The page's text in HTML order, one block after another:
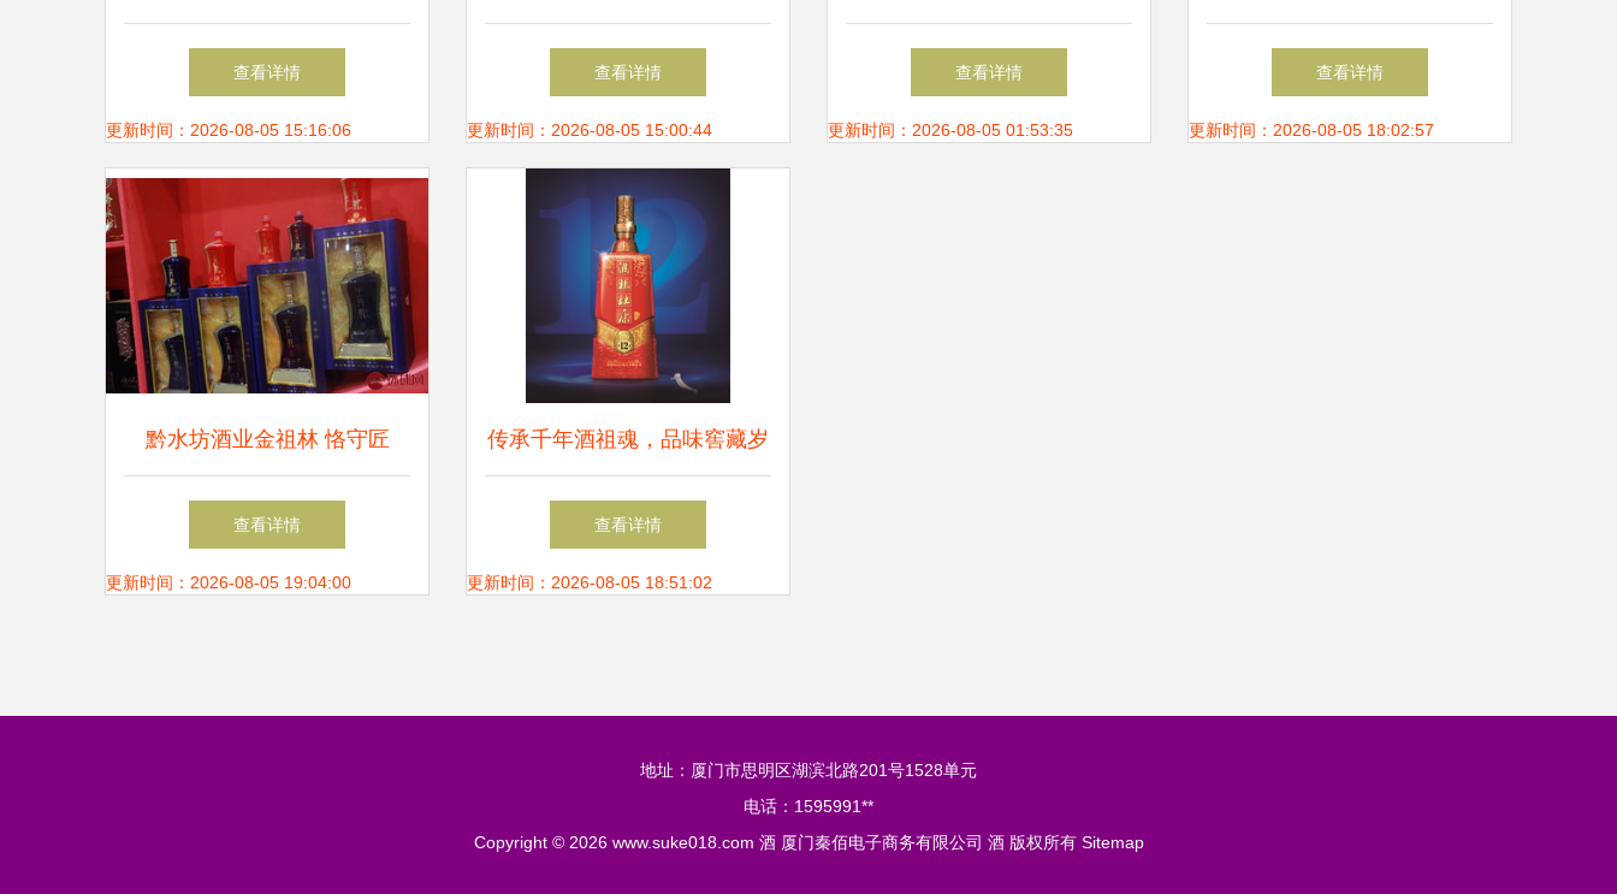
间的佳酿
查看详情
更新时间：2026-08-05 15:16:06
本土酒业创新产品闪耀登场
查看详情
更新时间：2026-08-05 15:00:44
「长长酒酒」饮料杯具收藏赏
查看详情
更新时间：2026-08-05 01:53:35
公司的突围困境
查看详情
更新时间：2026-08-05 18:02:57
黔水坊酒业金祖林 恪守匠
心，将高品质美酒奉献给消费
者
查看详情
更新时间：2026-08-05 19:04:00
传承千年酒祖魂，品味窖藏岁
月香——洛阳杜康酒祖杜康窖
12区浓香型白酒品鉴
查看详情
更新时间：2026-08-05 18:51:02
地址：厦门市思明区湖滨北路201号1528单元
电话：1595991**
Copyright © 2026 www.suke018.com 酒 厦门秦佰电子商务有限公司 酒版权所有 Sitemap